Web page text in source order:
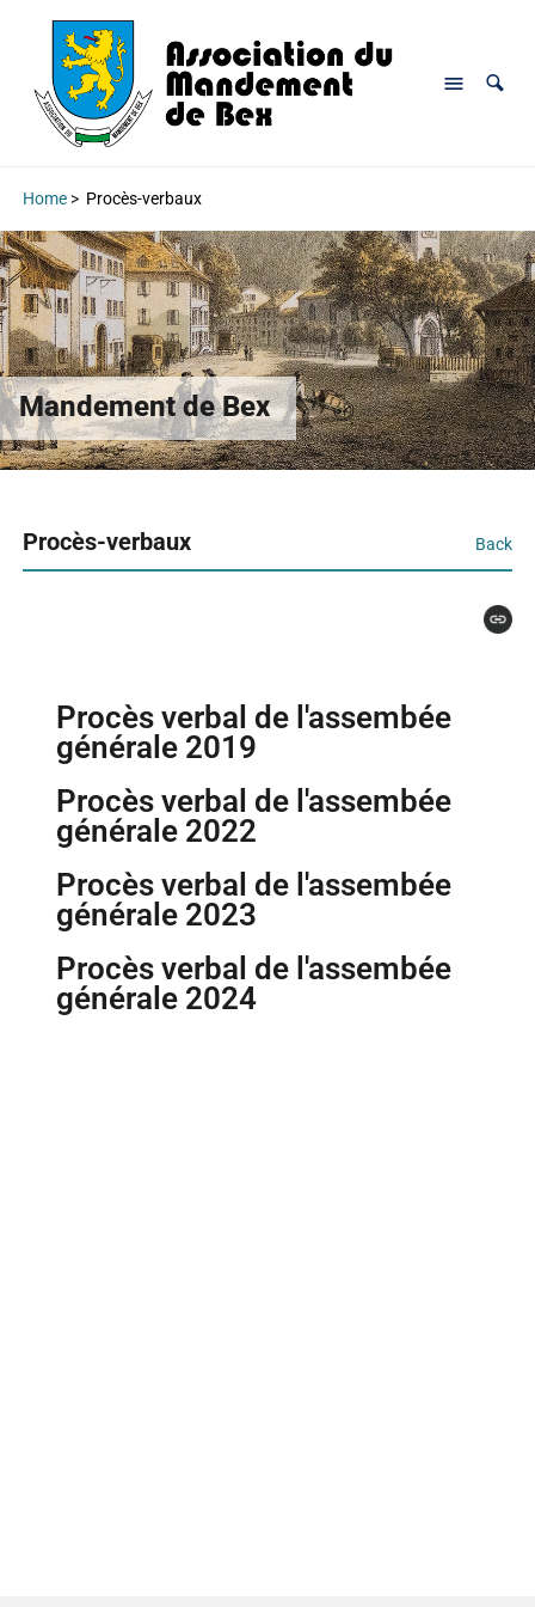
Home> Procès-verbaux
Mandement de Bex
Procès-verbaux Back
Procès verbal de l'assembée
générale 2019
Procès verbal de l'assembée
générale 2022
Procès verbal de l'assembée
générale 2023
Procès verbal de l'assembée
générale 2024